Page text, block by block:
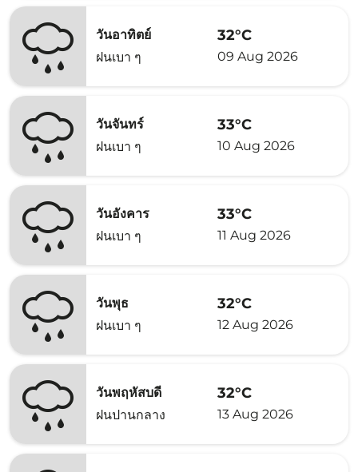
วันอาทิตย์
ฝนเบา ๆ
32°C
09 Aug 2026
วันจันทร์
ฝนเบา ๆ
33°C
10 Aug 2026
วันอังคาร
ฝนเบา ๆ
33°C
11 Aug 2026
วันพุธ
ฝนเบา ๆ
32°C
12 Aug 2026
วันพฤหัสบดี
ฝนปานกลาง
32°C
13 Aug 2026